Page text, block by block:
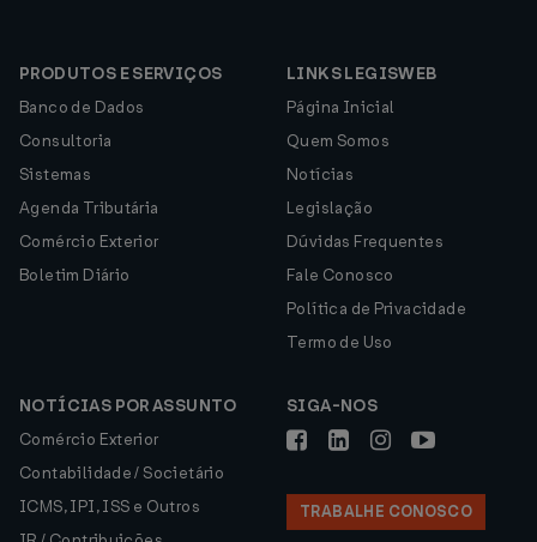
PRODUTOS E SERVIÇOS
Banco de Dados
Consultoria
Sistemas
Agenda Tributária
Comércio Exterior
Boletim Diário
LINKS LEGISWEB
Página Inicial
Quem Somos
Notícias
Legislação
Dúvidas Frequentes
Fale Conosco
Política de Privacidade
Termo de Uso
NOTÍCIAS POR ASSUNTO
Comércio Exterior
Contabilidade / Societário
ICMS, IPI, ISS e Outros
SIGA-NOS
TRABALHE CONOSCO